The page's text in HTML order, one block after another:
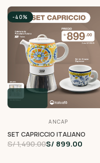
-40%
ANCAP
SET CAPRICCIO ITALIANO
S/ 1,490.00S/ 899.00